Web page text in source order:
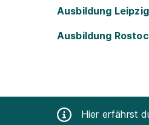
Ausbildung Leipzig
Ausbildung
Hier erfährst